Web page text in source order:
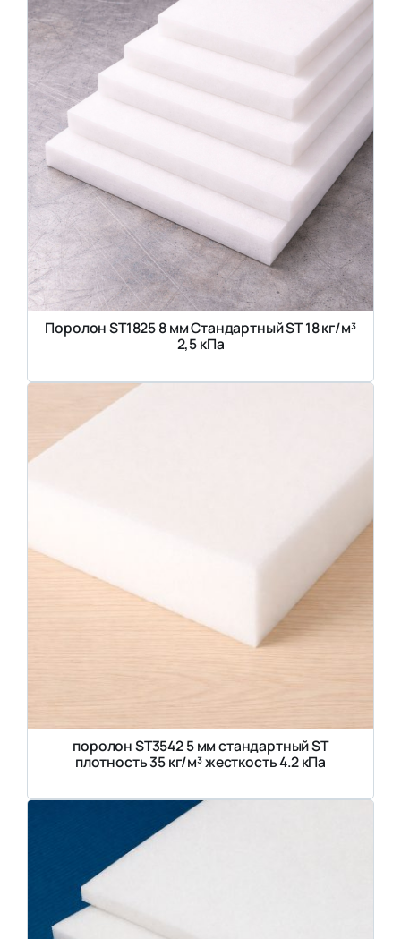
Поролон ST1825 8 мм Стандартный ST 18 кг/м³
2,5 кПа
поролон ST3542 5 мм стандартный ST
плотность 35 кг/м³ жесткость 4.2 кПа